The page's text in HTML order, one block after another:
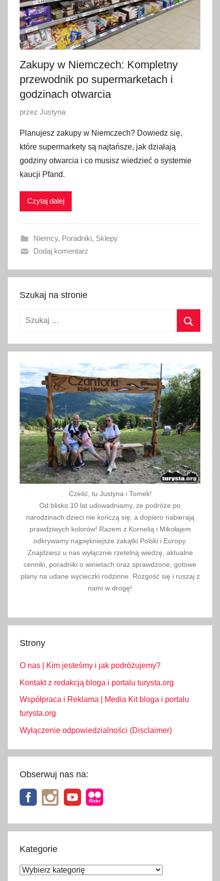
Zakupy w Niemczech: Kompletny
przewodnik po supermarketach i
godzinach otwarcia
O
u
b
l
i
w
n
o
0
l
g
2
0
2
przez Justyna
Planujesz zakupy w Niemczech? Dowiedz się,
które supermarkety są najtańsze, jak działają
godziny otwarcia i co musisz wiedzieć o systemie
kaucji Pfand.
Czytaj dalej
Niemcy, Poradniki, Sklepy
Dodaj komentarz
Szukaj na stronie
Szukaj:
Cześć, tu Justyna i Tomek!
Od blisko 10 lat udowadniamy, że podróże po
narodzinach dzieci nie kończą się, a dopiero nabierają
prawdziwych kolorów! Razem z Kornelią i Mikołajem
odkrywamy najpiękniejsze zakątki Polski i Europy.
Znajdziesz u nas wyłącznie rzetelną wiedzę, aktualne
cenniki, poradniki o winietach oraz sprawdzone, gotowe
plany na udane wycieczki rodzinne. Rozgość się i ruszaj z
nami w drogę!
Strony
O nas | Kim jesteśmy i jak podróżujemy?
Kontakt z redakcją bloga i portalu turysta.org
Współpraca i Reklama | Media Kit bloga i portalu
turysta.org
Wyłączenie odpowiedzialności (Disclaimer)
Obserwuj nas na:
Kategorie
Kategorie